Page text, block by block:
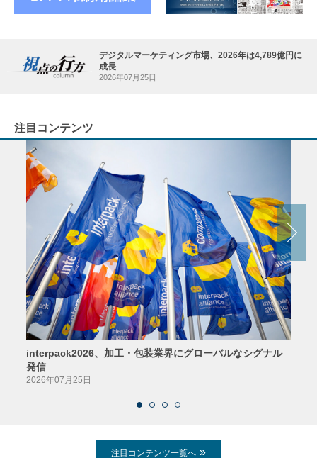
デジタルマーケティング市場、2026年は4,789億円に
成長
2026年07月25日
注目コンテンツ
interpack2026、加工・包装業界にグローバルなシグナル
発信
2026年07月25日
注目コンテンツ一覧へ